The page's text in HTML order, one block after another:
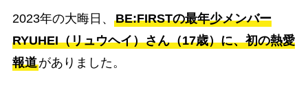
2023年の大晦日、 BE:FIRSTの最年少メンバー
RYUHEI（リュウヘイ）さん（17歳）に、初の熱愛
報道がありました。